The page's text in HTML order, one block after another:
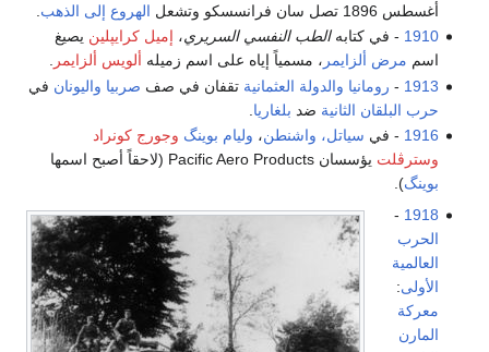
أغسطس 1896 تصل سان فرانسسكو وتشعل
الهروع إلى الذهب
1910 - في كتابهالطب النفسي السريري، إميل كرايپلين يصيغ
اسم مرض ألزايمر ، مسمياً إياه على اسم زميله ألويس ألزايمر .
1913
- رومانيا والدولة العثمانية تقفان في صف صربيا واليونان في
حرب البلقان الثانية ضد بلغاريا
1916 - في سياتل، واشنطن، وليام بوينگ وجورج كونراد
وسترڤلت يؤسسان Pacific Aero Products (لاحقاً أصبح اسمها
بوينگ).
1918
-
الحرب
العالمية
الأولى:
معركة
المارن